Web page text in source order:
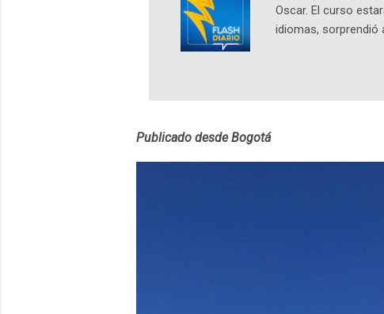
Oscar. El curso
idiomas, sorprendió
estará disponible
personajes
Publicado desde Bogotá